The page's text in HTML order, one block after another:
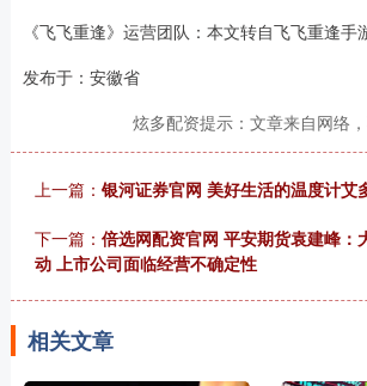
《飞飞重逢》运营团队：本文转自飞飞重逢手
发布于：安徽省
炫多配资提示：文章来自网络
上一篇： 银河证券官网 美好生活的温度计艾
下一篇： 倍选网配资官网 平安期货袁建峰：
动 上市公司面临经营不确定性
相关文章